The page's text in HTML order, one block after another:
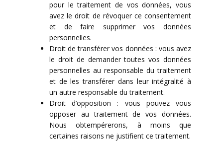
pour le traitement de vos données, vous
avez le droit de révoquer ce consentement
et de faire supprimer vos données
personnelles.
Droit de transférer vos données : vous avez
le droit de demander toutes vos données
personnelles au responsable du traitement
et de les transférer dans leur intégralité à
un autre responsable du traitement.
Droit d’opposition : vous pouvez vous
opposer au traitement de vos données.
Nous obtempérerons, à moins que
certaines raisons ne justifient ce traitement.